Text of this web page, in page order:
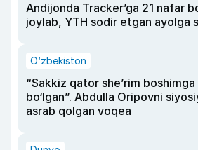
Andijonda Tracker’ga 21 nafar
joylab, YTH sodir etgan ayolga
O‘zbekiston
“Sakkiz qator she’rim
bo‘lgan”. Abdulla Oripovni
asrab qolgan voqea